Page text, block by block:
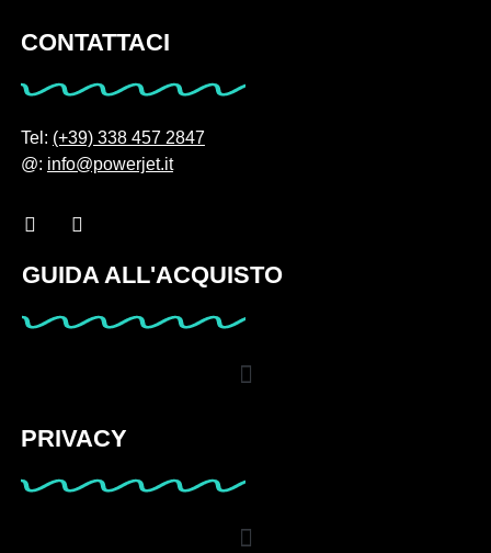
CONTATTACI
Tel: (+39) 338 457 2847
@: info@powerjet.it
GUIDA ALL'ACQUISTO
PRIVACY